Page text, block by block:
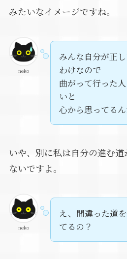
みたいなイメージですね。
neko
みんな自分が正
わけなので
曲がって行った
いと
心から思ってる
いや、別に私は自分の進む
ないですよ。
neko
え、間違った道
てるの？